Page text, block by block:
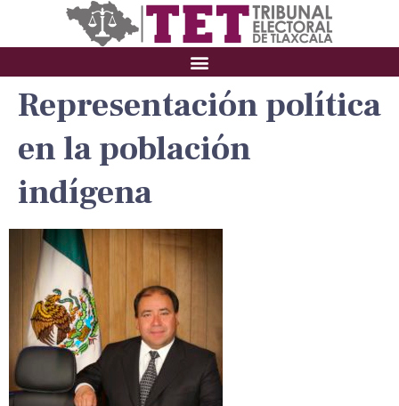
Representación política
en la población
indígena